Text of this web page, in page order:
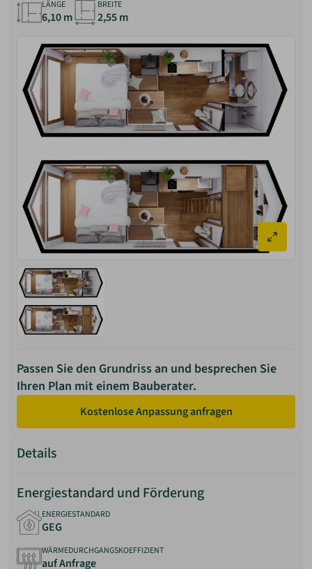
LÄNGE
6,10 m
BREITE
2,55 m
Passen Sie den Grundriss an und besprechen Sie
Ihren Plan mit einem Bauberater.
Kostenlose Anpassung anfragen
Details
Energiestandard und Förderung
ENERGIESTANDARD
GEG
WÄRMEDURCHGANGSKOEFFIZIENT
auf Anfrage